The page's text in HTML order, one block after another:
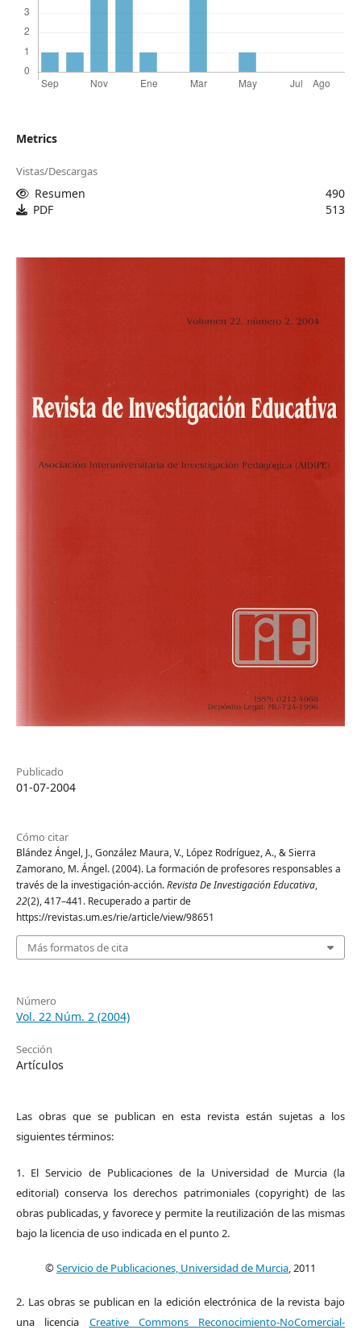
Metrics
Vistas/Descargas
Resumen
490
PDF
513
Publicado
01-07-2004
Cómo citar
Blández Ángel, J., González Maura, V., López Rodríguez, A., & Sierra
Zamorano, M. Ángel. (2004). La formación de profesores responsables a
través de la investigación-acción.Revista De Investigación Educativa,
22(2), 417–441. Recuperado a partir de
https://revistas.um.es/rie/article/view/98651
Más formatos de cita
Número
Vol. 22 Núm. 2 (2004)
Sección
Artículos
Las obras que se publican en esta revista están sujetas a los
siguientes términos:
1. El Servicio de Publicaciones de la Universidad de Murcia (la
editorial) conserva los derechos patrimoniales (copyright) de las
obras publicadas, y favorece y permite la reutilización de las mismas
bajo la licencia de uso indicada en el punto 2.
©Servicio de Publicaciones, Universidad de Murcia, 2011
2. Las obras se publican en la edición electrónica de la revista bajo
una licencia Creative Commons Reconocimiento-NoComercial-